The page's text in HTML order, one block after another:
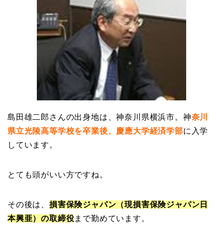
島田雄二郎さんの出身地は、神奈川県横浜市。神奈川
県立光陵高等学校を卒業後、慶應大学経済学部に入学
しています。
とても頭がいい方ですね。
その後は、 損害保険ジャパン（現損害保険ジャパン日
本興亜）の取締役まで勤めています。